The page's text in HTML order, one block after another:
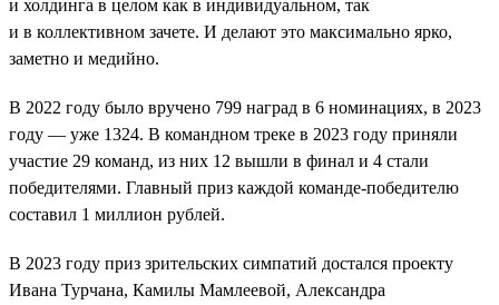
и холдинга в целом как в индивидуальном, так
и в коллективном зачете. И делают это максимально ярко,
заметно и медийно.
В 2022 году было вручено 799 наград в 6 номинациях, в 2023
году — уже 1324. В командном треке в 2023 году приняли
участие 29 команд, из них 12 вышли в финал и 4 стали
победителями. Главный приз каждой команде-победителю
составил 1 миллион рублей.
В 2023 году приз зрительских симпатий достался проекту
Ивана Турчана, Камилы Мамлеевой, Александра